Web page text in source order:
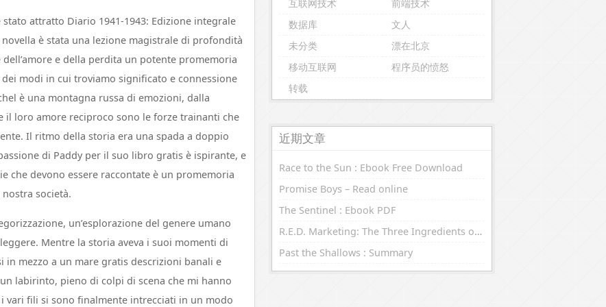
attratto Diario 1941-1943: Edizione integrale
è stata una lezione magistrale di profondità
e della perdita un potente promemoria
modi in cui troviamo significato e connessione
è una montagna russa di emozioni, dalla
il loro amore reciproco sono le forze trainanti che
Il ritmo della storia era una spada a doppio
di Paddy per il suo libro gratis è ispirante, e
che devono essere raccontate è un promemoria
società.
un’esplorazione del genere umano
Mentre la storia aveva i suoi momenti di
mezzo a un mare gratis descrizioni banali e
labirinto, pieno di colpi di scena che mi hanno
fili si sono finalmente intrecciati in un modo
互联网技术
前端技术
数据库
文人
未分类
漂在北京
移动互联网
程序员的愤怒
转载
近期文章
Race to the Sun : Ebook Free Download
Promise Boys – Read online
The Sentinel : Ebook PDF
R.E.D. Marketing: The Three Ingredients of Leading Brands : eBooks (EPUB, PDF)
Past the Shallows : Summary